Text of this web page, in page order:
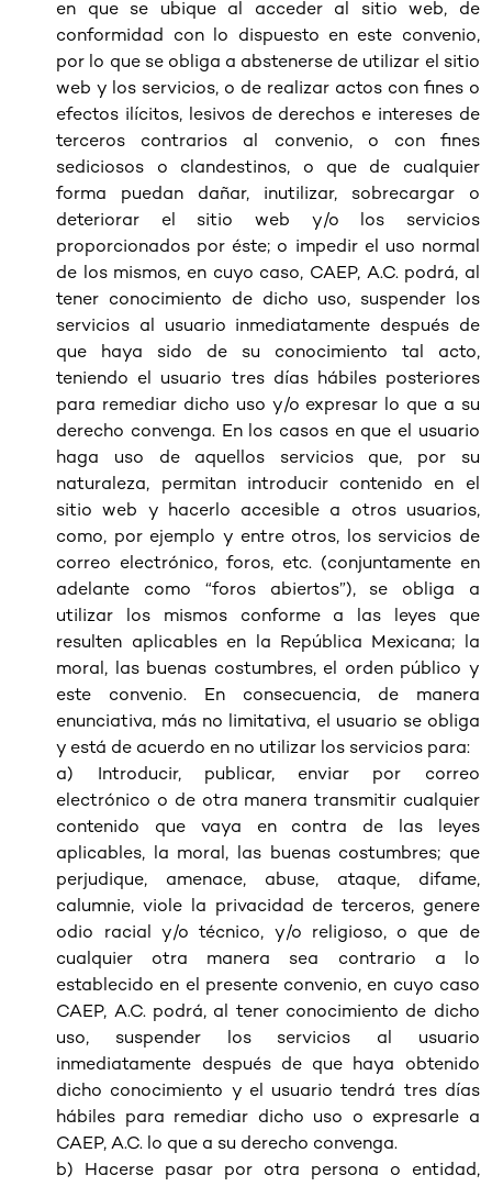
en que se ubique al acceder al sitio web, de
conformidad con lo dispuesto en este convenio,
por lo que se obliga a abstenerse de utilizar el sitio
web y los servicios, o de realizar actos con fines o
efectos ilícitos, lesivos de derechos e intereses de
terceros contrarios al convenio, o con fines
sediciosos o clandestinos, o que de cualquier
forma puedan dañar, inutilizar, sobrecargar o
deteriorar el sitio web y/o los servicios
proporcionados por éste; o impedir el uso normal
de los mismos, en cuyo caso, CAEP, A.C. podrá, al
tener conocimiento de dicho uso, suspender los
servicios al usuario inmediatamente después de
que haya sido de su conocimiento tal acto,
teniendo el usuario tres días hábiles posteriores
para remediar dicho uso y/o expresar lo que a su
derecho convenga. En los casos en que el usuario
haga uso de aquellos servicios que, por su
naturaleza, permitan introducir contenido en el
sitio web y hacerlo accesible a otros usuarios,
como, por ejemplo y entre otros, los servicios de
correo electrónico, foros, etc. (conjuntamente en
adelante como “foros abiertos”), se obliga a
utilizar los mismos conforme a las leyes que
resulten aplicables en la República Mexicana; la
moral, las buenas costumbres, el orden público y
este convenio. En consecuencia, de manera
enunciativa, más no limitativa, el usuario se obliga
y está de acuerdo en no utilizar los servicios para:
a) Introducir, publicar, enviar por correo
electrónico o de otra manera transmitir cualquier
contenido que vaya en contra de las leyes
aplicables, la moral, las buenas costumbres; que
perjudique, amenace, abuse, ataque, difame,
calumnie, viole la privacidad de terceros, genere
odio racial y/o técnico, y/o religioso, o que de
cualquier otra manera sea contrario a lo
establecido en el presente convenio, en cuyo caso
CAEP, A.C. podrá, al tener conocimiento de dicho
uso, suspender los servicios al usuario
inmediatamente después de que haya obtenido
dicho conocimiento y el usuario tendrá tres días
hábiles para remediar dicho uso o expresarle a
CAEP, A.C. lo que a su derecho convenga.
b) Hacerse pasar por otra persona o entidad,